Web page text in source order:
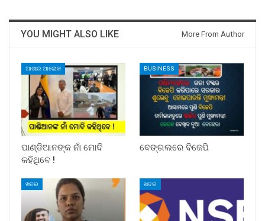
YOU MIGHT ALSO LIKE More From Author
ଆଶାର ଆଲୋକ
ପାଣ୍ଡିଆନଙ୍କ ନାଁ ମୋଦି
କହିଥିବେ !
BUSINESS
ବେଙ୍ଗଲରେ ବିଜେପି
ଖବର ଖବର